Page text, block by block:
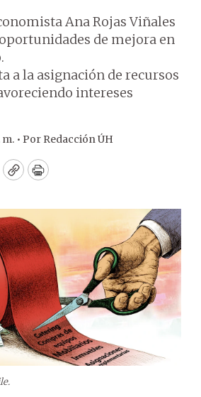
Ana Rojas Viñales
de mejora en
a la asignación de recursos
intereses
• Por Redacción ÚH
CopyPrint